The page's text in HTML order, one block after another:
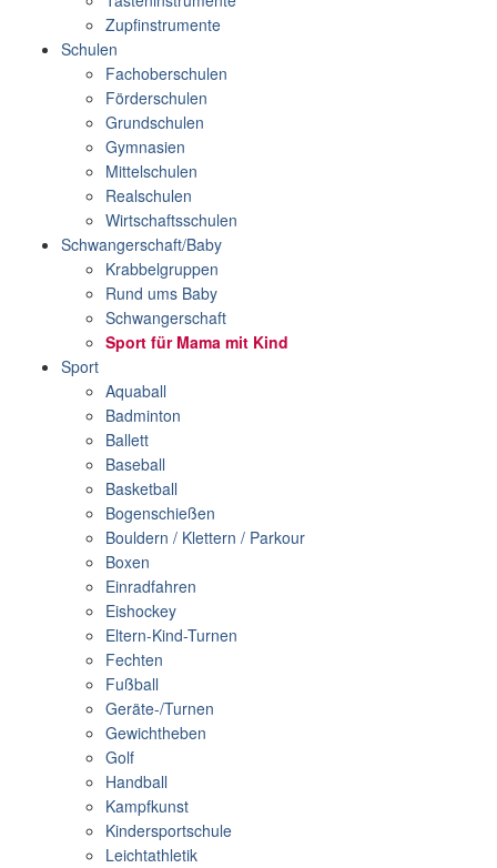
Zupfinstrumente
Schulen
Fachoberschulen
Förderschulen
Grundschulen
Gymnasien
Mittelschulen
Realschulen
Wirtschaftsschulen
Schwangerschaft/Baby
Krabbelgruppen
Rund ums Baby
Schwangerschaft
Sport für Mama mit Kind
Sport
Aquaball
Badminton
Ballett
Baseball
Basketball
Bogenschießen
Bouldern / Klettern / Parkour
Boxen
Einradfahren
Eishockey
Eltern-Kind-Turnen
Fechten
Fußball
Geräte-/Turnen
Gewichtheben
Golf
Handball
Kampfkunst
Kindersportschule
Leichtathletik